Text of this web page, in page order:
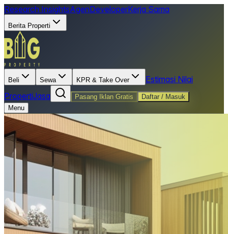
Research InsightsAgenDeveloperKerja Sama
Berita Properti
Beli Sewa KPR & Take Over
Estimasi Nilai
PropertiJasa Pasang Iklan Gratis
Daftar / Masuk
Menu